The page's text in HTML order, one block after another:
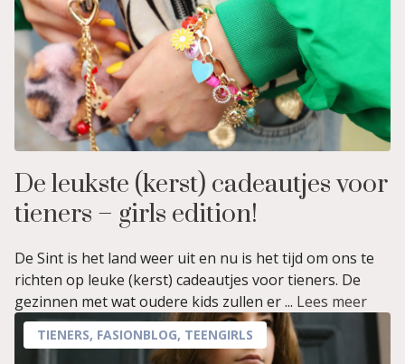
De leukste (kerst) cadeautjes voor
tieners – girls edition!
De Sint is het land weer uit en nu is het tijd om ons te
richten op leuke (kerst) cadeautjes voor tieners. De
gezinnen met wat oudere kids zullen er ... Lees meer
TIENERS, FASIONBLOG, TEENGIRLS